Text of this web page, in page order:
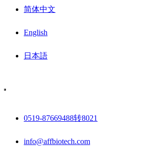
简体中文
English
日本語
0519-87669488转8021
info@affbiotech.com